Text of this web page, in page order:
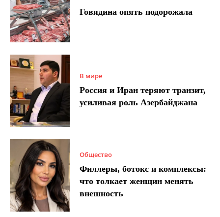
Говядина опять подорожала
В мире
Россия и Иран теряют транзит,
усиливая роль Азербайджана
Общество
Филлеры, ботокс и комплексы:
что толкает женщин менять
внешность